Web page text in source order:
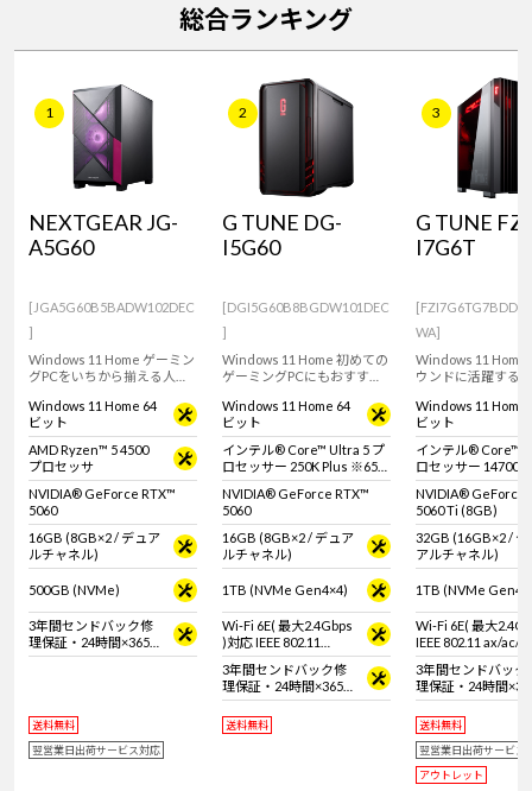
総合ランキング
1
NEXTGEAR JG-
A5G60
[JGA5G60B5BADW102DEC
]
Windows 11 Home ゲーミン
グPCをいちから揃える人に
ミニタワー型デスクトップ
PC。
Windows 11 Home 64
ビット
AMD Ryzen™ 5 4500
プロセッサ
NVIDIA® GeForce RTX™
5060
16GB (8GB×2 / デュア
ルチャネル)
500GB (NVMe)
3年間センドバック修
理保証・24時間×365
日電話サポート
送料無料
翌営業日出荷サービス対応
2
G TUNE DG-
I5G60
[DGI5G60B8BGDW101DEC
]
Windows 11 Home 初めての
ゲーミングPCにもおすす
プロセッサー 250K Plus と
GeForce RTX 5060搭載のミ
ニタワー型デスクトップ
PC。※モニタ・マウス・キ
ーボードは別売りです。
Windows 11 Home 64
ビット
インテル® Core™ Ultra 5 プ
ロセッサー 250K Plus ※65W
動作
NVIDIA® GeForce RTX™
5060
16GB (8GB×2 / デュア
ルチャネル)
1TB (NVMe Gen4×4)
Wi-Fi 6E( 最大2.4Gbps
)対応 IEEE 802.11
ax/ac/a/b/g/n準拠 ＋
Bluetooth 5内蔵
3年間センドバック修
理保証・24時間×365
日電話サポート
送料無料
3
G TUNE FZ-
I7G6T
WA]
Windows 11 Home
ウンドに活躍する
GeForce RTX 5060
テル Core i7 プロ
14700KF 搭載。快
ムプレイや動画編
におすすめです。
Windows 11 Home
ビット
インテル® Core™
ロセッサー
NVIDIA® GeForce
5060 Ti (8GB)
32GB (16GB×2 / デ
アルチャネル)
1TB (NVMe
Wi-Fi 6E( 最大
IEEE 802.11 ax/ac/
拠 ＋ Bluetooth 5
3年間センドバック
理保証・24時間
日電話サポート
送料無料
翌営業日出荷サービス
アウトレット